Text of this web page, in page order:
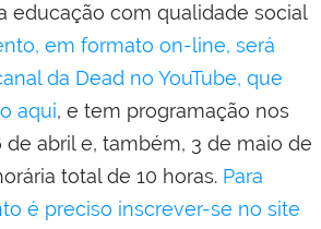
educação com qualidade social
em formato on-line, será
da Dead no YouTube, que
aqui, e tem programação nos
de abril e, também, 3 de maio de
total de 10 horas. Para
é preciso inscrever-se no site